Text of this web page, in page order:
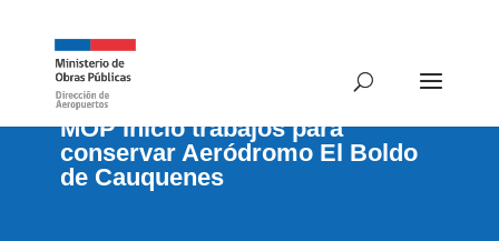
MOP inició trabajos para
conservar Aeródromo El Boldo
de Cauquenes